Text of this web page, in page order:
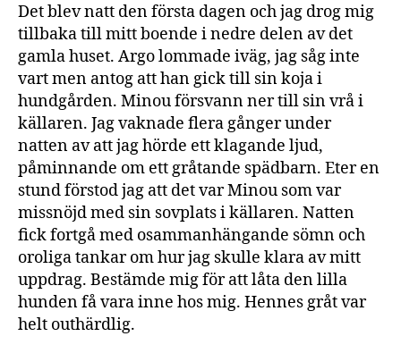
Det blev natt den första dagen och jag drog mig
tillbaka till mitt boende i nedre delen av det
gamla huset. Argo lommade iväg, jag såg inte
vart men antog att han gick till sin koja i
hundgården. Minou försvann ner till sin vrå i
källaren. Jag vaknade flera gånger under
natten av att jag hörde ett klagande ljud,
påminnande om ett gråtande spädbarn. Eter en
stund förstod jag att det var Minou som var
missnöjd med sin sovplats i källaren. Natten
fick fortgå med osammanhängande sömn och
oroliga tankar om hur jag skulle klara av mitt
uppdrag. Bestämde mig för att låta den lilla
hunden få vara inne hos mig. Hennes gråt var
helt outhärdlig.